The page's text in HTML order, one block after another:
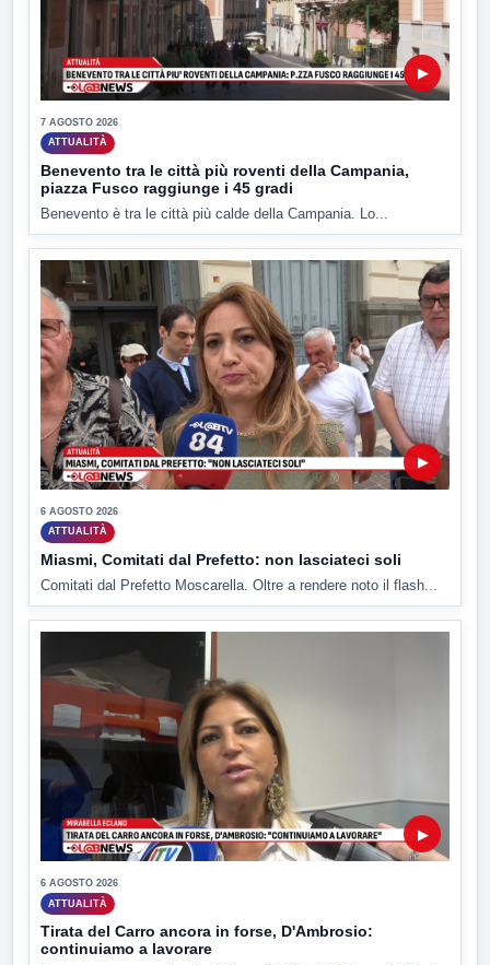
▶
7 AGOSTO 2026
ATTUALITÀ
Benevento tra le città più roventi della Campania,
piazza Fusco raggiunge i 45 gradi
Benevento è tra le città più calde della Campania. Lo...
▶
6 AGOSTO 2026
ATTUALITÀ
Miasmi, Comitati dal Prefetto: non lasciateci soli
Comitati dal Prefetto Moscarella. Oltre a rendere noto il flash...
▶
6 AGOSTO 2026
ATTUALITÀ
Tirata del Carro ancora in forse, D'Ambrosio:
continuiamo a lavorare